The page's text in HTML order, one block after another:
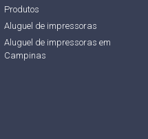
Produtos
Aluguel de impressoras
Aluguel de impressoras em
Campinas